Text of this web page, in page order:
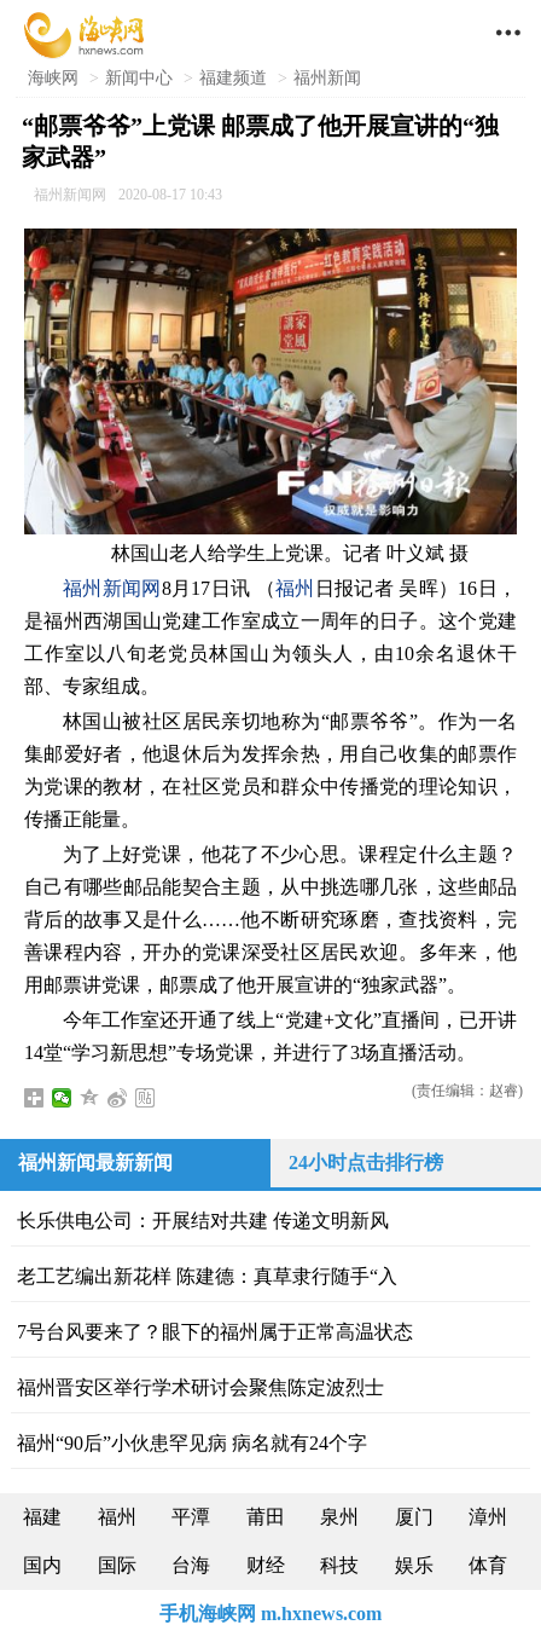

海峡网 > 新闻中心 > 福建频道 > 福州新闻
“邮票爷爷”上党课 邮票成了他开展宣讲的“独
家武器”
福州新闻网 2020-08-17 10:43
林国山老人给学生上党课。记者 叶义斌 摄
福州新闻网 8月17日讯 （福州 日报记者 吴晖）16日，
是福州西湖国山党建工作室成立一周年的日子。这个党建
工作室以八旬老党员林国山为领头人，由10余名退休干
部、专家组成。
林国山被社区居民亲切地称为“邮票爷爷”。作为一名
集邮爱好者，他退休后为发挥余热，用自己收集的邮票作
为党课的教材，在社区党员和群众中传播党的理论知识，
传播正能量。
为了上好党课，他花了不少心思。课程定什么主题？
自己有哪些邮品能契合主题，从中挑选哪几张，这些邮品
背后的故事又是什么……他不断研究琢磨，查找资料，完
善课程内容，开办的党课深受社区居民欢迎。多年来，他
用邮票讲党课，邮票成了他开展宣讲的“独家武器”。
今年工作室还开通了线上“党建+文化”直播间，已开讲
14堂“学习新思想”专场党课，并进行了3场直播活动。
(责任编辑：赵睿)
福州新闻最新新闻 24小时点击排行榜
长乐供电公司：开展结对共建 传递文明新风
老工艺编出新花样 陈建德：真草隶行随手“入
7号台风要来了？眼下的福州属于正常高温状态
福州晋安区举行学术研讨会聚焦陈定波烈士
福州“90后”小伙患罕见病 病名就有24个字
福建 福州 平潭 莆田 泉州 厦门 漳州
国内 国际 台海 财经 科技 娱乐 体育
手机海峡网 m.hxnews.com